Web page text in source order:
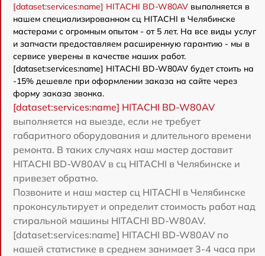
[dataset:services:name] HITACHI BD-W80AV выполняется в
нашем специализированном сц HITACHI в Челябинске
мастерами с огромным опытом - от 5 лет. На все виды услуг
и запчасти предоставляем расширенную гарантию - мы в
сервисе уверены в качестве наших работ.
[dataset:services:name] HITACHI BD-W80AV будет стоить на
-15% дешевле при оформлении заказа на сайте через
форму заказа звонка.
[dataset:services:name] HITACHI BD-W80AV
выполняется на выезде, если не требует
габаритного оборудования и длительного времени
ремонта. В таких случаях наш мастер доставит
HITACHI BD-W80AV в сц HITACHI в Челябинске и
привезет обратно.
Позвоните и наш мастер сц HITACHI в Челябинске
проконсультирует и определит стоимость работ над
стиральной машины HITACHI BD-W80AV.
[dataset:services:name] HITACHI BD-W80AV по
нашей статистике в среднем занимает 3-4 часа при